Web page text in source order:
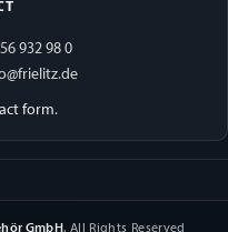
932 98 0
form.
GmbH. All Rights Reserved